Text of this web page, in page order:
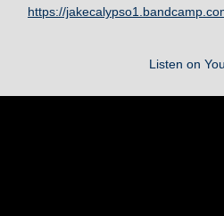
https://
Listen on